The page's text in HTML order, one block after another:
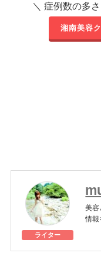
＼ 症例数の多
湘南美容
ライター
美容
情報